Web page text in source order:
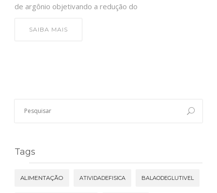
de argônio objetivando a redução do
SAIBA MAIS
Tags
ALIMENTAÇÃO ATIVIDADEFISICA BALAODEGLUTIVEL